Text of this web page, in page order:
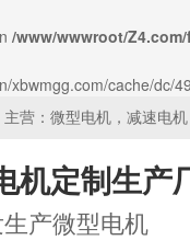
/www/wwwroot/
xbwmgg.com/cache/
营：微型电机，减速电
机定制生产
产微型电机